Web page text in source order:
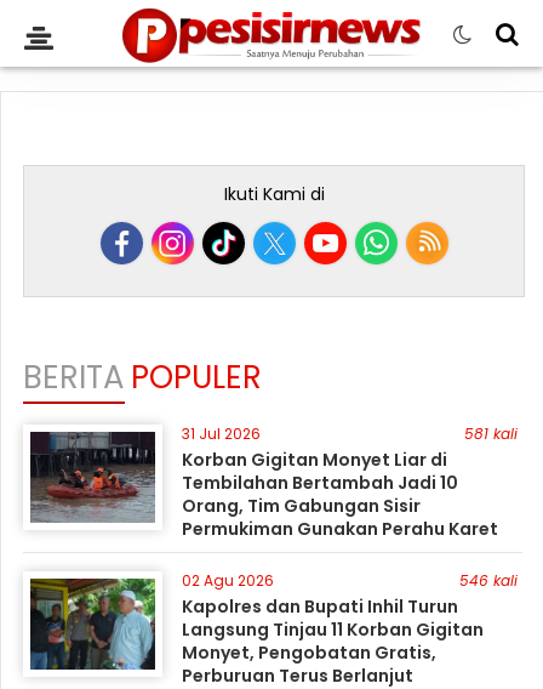
Ikuti Kami di
BERITA POPULER
31 Jul 2026 581 kali
Korban Gigitan Monyet Liar di
Tembilahan Bertambah Jadi 10
Orang, Tim Gabungan Sisir
Permukiman Gunakan Perahu Karet
02 Agu 2026 546 kali
Kapolres dan Bupati Inhil Turun
Langsung Tinjau 11 Korban Gigitan
Monyet, Pengobatan Gratis,
Perburuan Terus Berlanjut